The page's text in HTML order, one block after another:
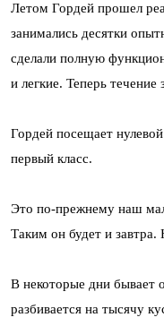
Летом Гордей прошел
занимались десятки
сделали полную
и легкие. Теперь течение
Гордей посещает
первый класс.
Это по-прежнему наш
Таким он будет и
В некоторые дни бывает
разбивается на тысячу